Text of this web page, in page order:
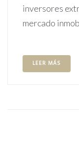
inversores
mercado
LEER MÁS